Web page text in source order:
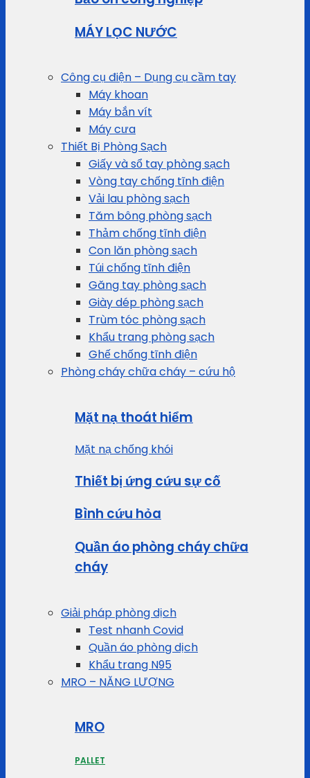
MÁY LỌC NƯỚC
Công cụ điện – Dụng cụ cầm tay
Máy khoan
Máy bắn vít
Máy cưa
Thiết Bị Phòng Sạch
Giấy và sổ tay phòng sạch
Vòng tay chống tĩnh điện
Vải lau phòng sạch
Tăm bông phòng sạch
Thảm chống tĩnh điện
Con lăn phòng sạch
Túi chống tĩnh điện
Găng tay phòng sạch
Giày dép phòng sạch
Trùm tóc phòng sạch
Khẩu trang phòng sạch
Ghế chống tĩnh điện
Phòng cháy chữa cháy – cứu hộ
Mặt nạ thoát hiểm
Mặt nạ chống khói
Thiết bị ứng cứu sự cố
Bình cứu hỏa
Quần áo phòng cháy chữa
cháy
Giải pháp phòng dịch
Test nhanh Covid
Quần áo phòng dịch
Khẩu trang N95
MRO – NĂNG LƯỢNG
MRO
PALLET